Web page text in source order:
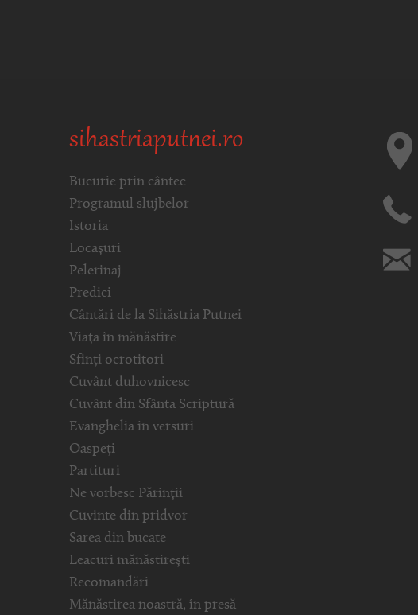
sihastriaputnei.ro
Bucurie prin cântec
Programul slujbelor
Istoria
Locașuri
Pelerinaj
Predici
Cântări de la Sihăstria Putnei
Viața în mănăstire
Sfinți ocrotitori
Cuvânt duhovnicesc
Cuvânt din Sfânta Scriptură
Evanghelia in versuri
Oaspeți
Partituri
Ne vorbesc Părinții
Cuvinte din pridvor
Sarea din bucate
Leacuri mănăstirești
Recomandări
Mănăstirea noastră, în presă